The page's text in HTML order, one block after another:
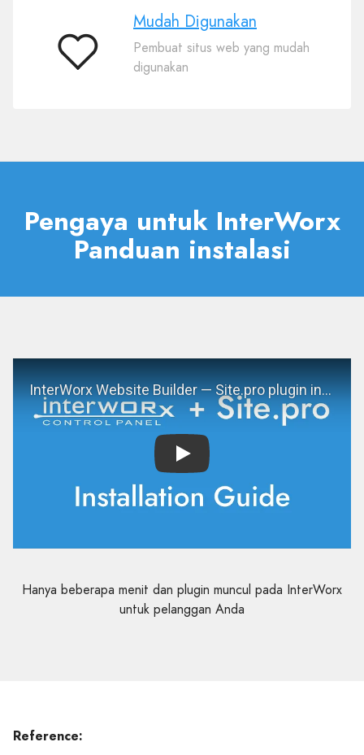
Mudah
Mudah Digunakan
Pembuat situs web yang mudah
digunakan
Pengaya untuk InterWorx
Panduan instalasi
Play
Hanya beberapa menit dan plugin muncul pada InterWorx
untuk pelanggan Anda
Reference: